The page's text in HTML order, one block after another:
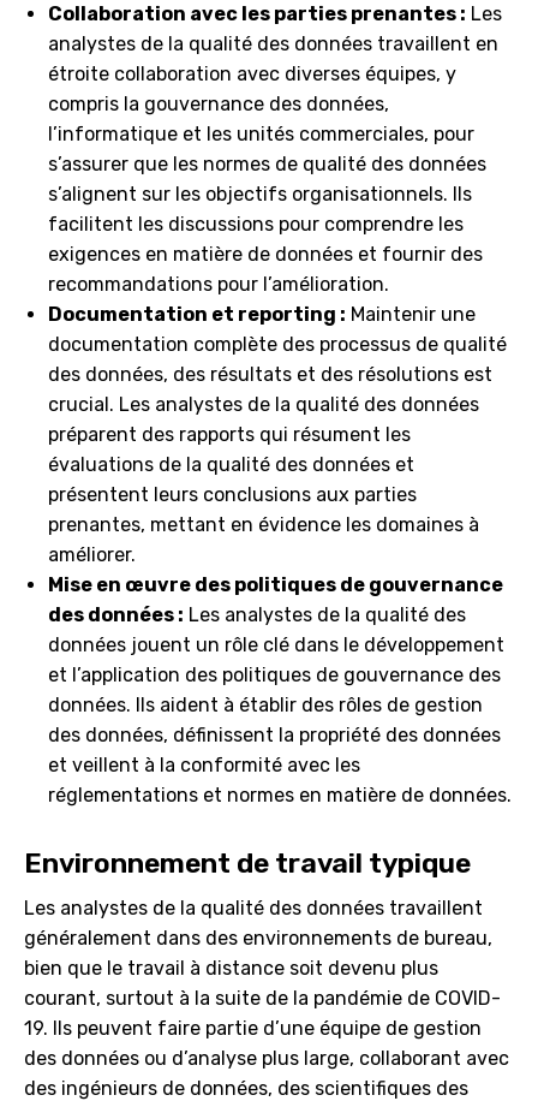
Collaboration avec les parties prenantes : Les
analystes de la qualité des données travaillent en
étroite collaboration avec diverses équipes, y
compris la gouvernance des données,
l’informatique et les unités commerciales, pour
s’assurer que les normes de qualité des données
s’alignent sur les objectifs organisationnels. Ils
facilitent les discussions pour comprendre les
exigences en matière de données et fournir des
recommandations pour l’amélioration.
Documentation et reporting : Maintenir une
documentation complète des processus de qualité
des données, des résultats et des résolutions est
crucial. Les analystes de la qualité des données
préparent des rapports qui résument les
évaluations de la qualité des données et
présentent leurs conclusions aux parties
prenantes, mettant en évidence les domaines à
améliorer.
Mise en œuvre des politiques de gouvernance
des données : Les analystes de la qualité des
données jouent un rôle clé dans le développement
et l’application des politiques de gouvernance des
données. Ils aident à établir des rôles de gestion
des données, définissent la propriété des données
et veillent à la conformité avec les
réglementations et normes en matière de données.
Environnement de travail typique
Les analystes de la qualité des données travaillent
généralement dans des environnements de bureau,
bien que le travail à distance soit devenu plus
courant, surtout à la suite de la pandémie de COVID-
19. Ils peuvent faire partie d’une équipe de gestion
des données ou d’analyse plus large, collaborant avec
des ingénieurs de données, des scientifiques des